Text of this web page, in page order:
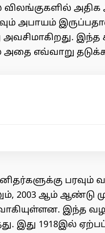
அதிக
அபாயம்
எவ்வாறு
பரவும்
2003 ஆம் ஆண்டு
இந்த
இது 1918இல்